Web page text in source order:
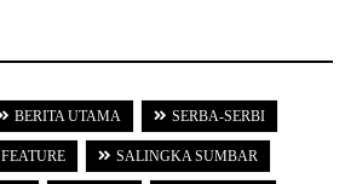
BERITA UTAMA SERBA-SERBI
FEATURE SALINGKA SUMBAR